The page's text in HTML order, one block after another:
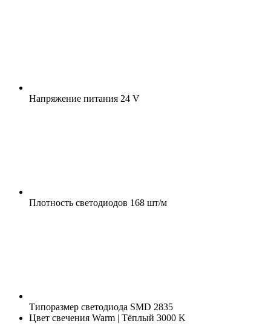
Напряжение питания 24 V
Плотность светодиодов 168 шт/м
Типоразмер светодиода SMD 2835
Цвет свечения Warm | Тёплый 3000 K